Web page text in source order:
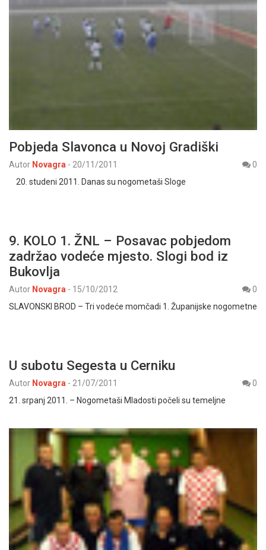
Pobjeda Slavonca u Novoj Gradiški
Autor Novagra - 20/11/2011
0
20. studeni 2011. Danas su nogometaši Sloge
9. KOLO 1. ŽNL – Posavac pobjedom
zadržao vodeće mjesto. Slogi bod iz
Bukovlja
Autor Novagra - 15/10/2012
0
SLAVONSKI BROD – Tri vodeće momčadi 1. Županijske nogometne
U subotu Segesta u Cerniku
Autor Novagra - 21/07/2011
0
21. srpanj 2011. – Nogometaši Mladosti počeli su temeljne